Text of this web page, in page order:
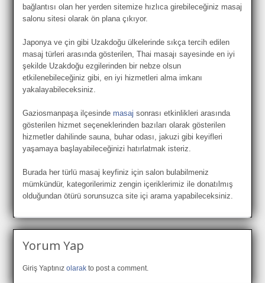
bağlantısı olan her yerden sitemize hızlıca girebileceğiniz masaj
salonu sitesi olarak ön plana çıkıyor.
Japonya ve çin gibi Uzakdoğu ülkelerinde sıkça tercih edilen
masaj türleri arasında gösterilen, Thai masajı sayesinde en iyi
şekilde Uzakdoğu ezgilerinden bir nebze olsun
etkilenebileceğiniz gibi, en iyi hizmetleri alma imkanı
yakalayabileceksiniz.
Gaziosmanpaşa ilçesinde masaj sonrası etkinlikleri arasında
gösterilen hizmet seçeneklerinden bazıları olarak gösterilen
hizmetler dahilinde sauna, buhar odası, jakuzi gibi keyifleri
yaşamaya başlayabileceğinizi hatırlatmak isteriz.
Burada her türlü masaj keyfiniz için salon bulabilmeniz
mümkündür, kategorilerimiz zengin içeriklerimiz ile donatılmış
olduğundan ötürü sorunsuzca site içi arama yapabileceksiniz.
Yorum Yap
Giriş Yaptınızolarak to post a comment.